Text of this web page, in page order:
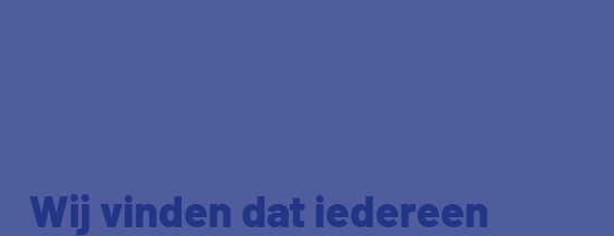
Wij vinden dat iedereen